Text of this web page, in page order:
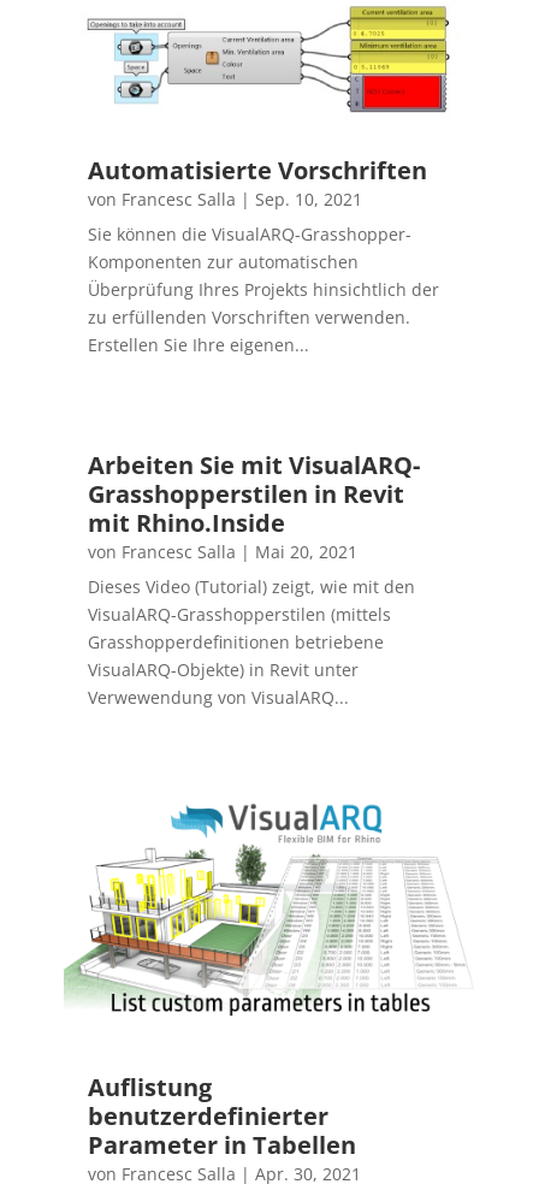
Automatisierte Vorschriften
von Francesc Salla |Sep. 10, 2021
Sie können die VisualARQ-Grasshopper-
Komponenten zur automatischen
Überprüfung Ihres Projekts hinsichtlich der
zu erfüllenden Vorschriften verwenden.
Erstellen Sie Ihre eigenen...
Arbeiten Sie mit VisualARQ-
Grasshopperstilen in Revit
mit Rhino.Inside
von Francesc Salla | Mai 20, 2021
Dieses Video (Tutorial) zeigt, wie mit den
VisualARQ-Grasshopperstilen (mittels
Grasshopperdefinitionen betriebene
VisualARQ-Objekte) in Revit unter
Verwewendung von VisualARQ...
Auflistung
benutzerdefinierter
Parameter in Tabellen
von Francesc Salla |Apr. 30, 2021